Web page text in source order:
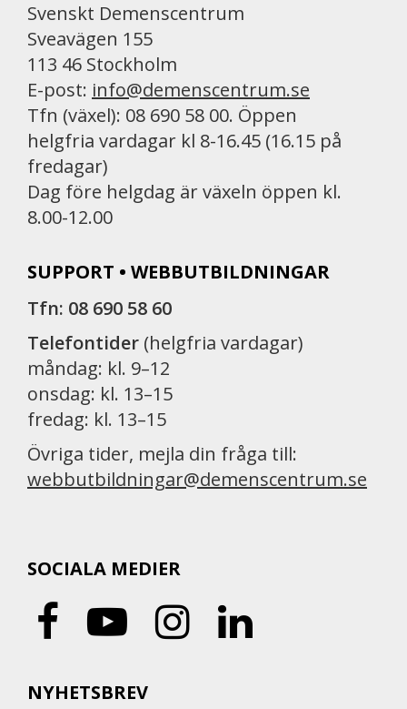
Svenskt Demenscentrum
Sveavägen 155
113 46 Stockholm
E-post: info@demenscentrum.se
Tfn (växel): 08 690 58 00. Öppen
helgfria vardagar kl 8-16.45 (16.15 på
fredagar)
Dag före helgdag är växeln öppen kl.
8.00-12.00
SUPPORT • WEBBUTBILDNINGAR
Tfn: 08 690 58 60
Telefontider (helgfria vardagar)
måndag: kl. 9–12
onsdag: kl. 13–15
fredag: kl. 13–15
Övriga tider, mejla din fråga till:
webbutbildningar@demenscentrum.se
SOCIALA MEDIER
NYHETSBREV